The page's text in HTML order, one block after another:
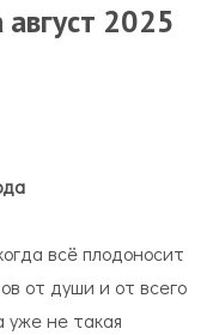
2025
всё плодоносит
от души и от всего
не такая